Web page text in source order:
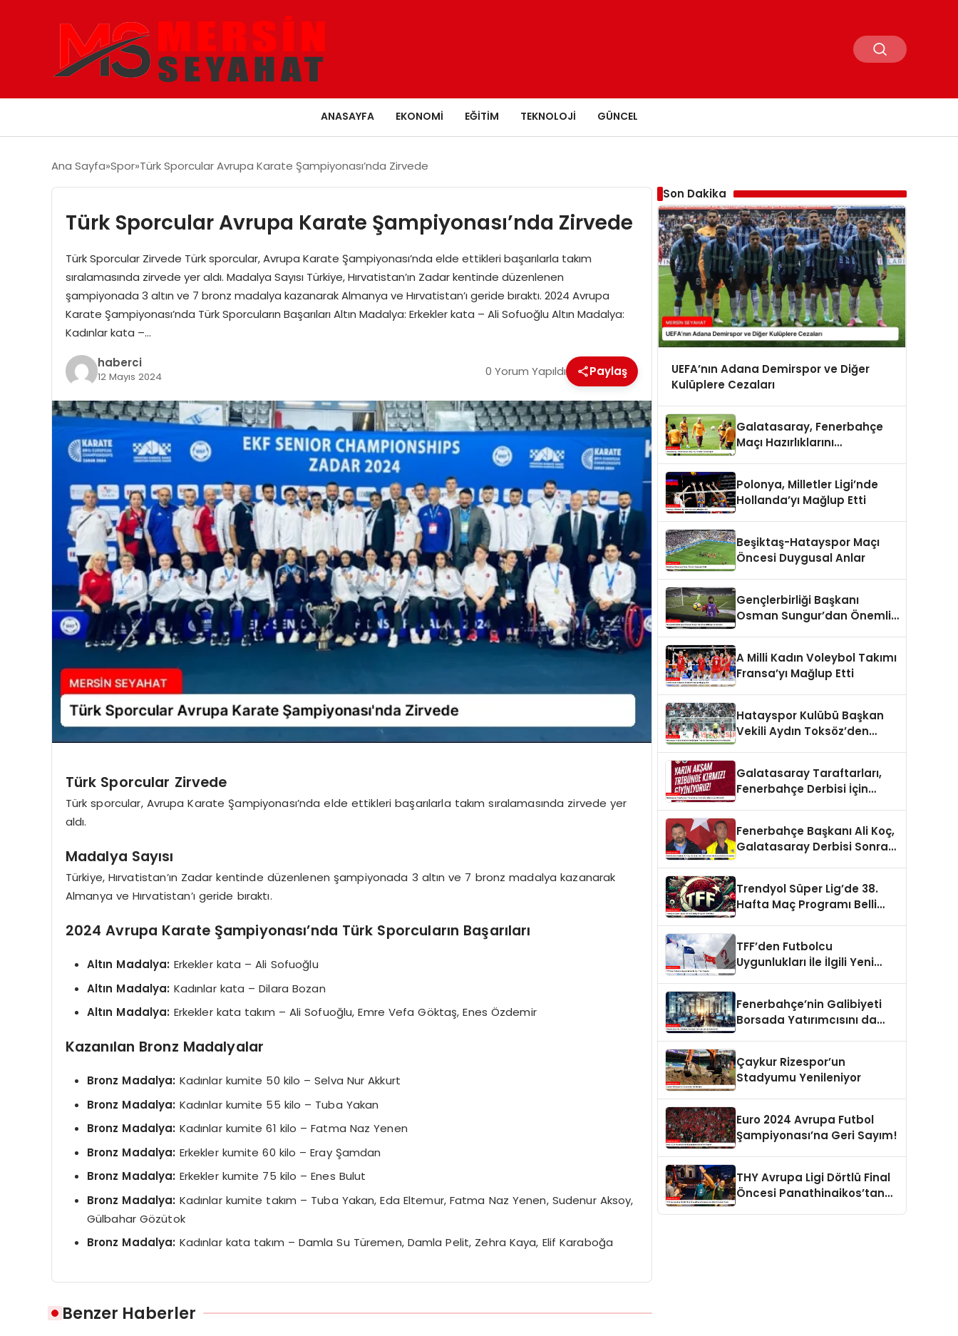
ANASAYFA EKONOMI EĞITIM TEKNOLOJI GÜNCEL
Ana Sayfa Spor Türk Sporcular Avrupa Karate Şampiyonası’nda Zirvede
Türk Sporcular Avrupa Karate Şampiyonası’nda Zirvede
Türk Sporcular Zirvede Türk sporcular, Avrupa Karate Şampiyonası’nda elde ettikleri başarılarla takım
sıralamasında zirvede yer aldı. Madalya Sayısı Türkiye, Hırvatistan’ın Zadar kentinde düzenlenen
şampiyonada 3 altın ve 7 bronz madalya kazanarak Almanya ve Hırvatistan’ı geride bıraktı. 2024 Avrupa
Karate Şampiyonası’nda Türk Sporcuların Başarıları Altın Madalya: Erkekler kata – Ali Sofuoğlu Altın Madalya:
Kadınlar kata –…
haberci
12 Mayıs 2024 0 Yorum Yapıldı Paylaş
Türk Sporcular Zirvede
Türk sporcular, Avrupa Karate Şampiyonası’nda elde ettikleri başarılarla takım sıralamasında zirvede yer
aldı.
Madalya Sayısı
Türkiye, Hırvatistan’ın Zadar kentinde düzenlenen şampiyonada 3 altın ve 7 bronz madalya kazanarak
Almanya ve Hırvatistan’ı geride bıraktı.
2024 Avrupa Karate Şampiyonası’nda Türk Sporcuların Başarıları
Altın Madalya: Erkekler kata – Ali Sofuoğlu
Altın Madalya: Kadınlar kata – Dilara Bozan
Altın Madalya: Erkekler kata takım – Ali Sofuoğlu, Emre Vefa Göktaş, Enes Özdemir
Kazanılan Bronz Madalyalar
Bronz Madalya: Kadınlar kumite 50 kilo – Selva Nur Akkurt
Bronz Madalya: Kadınlar kumite 55 kilo – Tuba Yakan
Bronz Madalya: Kadınlar kumite 61 kilo – Fatma Naz Yenen
Bronz Madalya: Erkekler kumite 60 kilo – Eray Şamdan
Bronz Madalya: Erkekler kumite 75 kilo – Enes Bulut
Bronz Madalya: Kadınlar kumite takım – Tuba Yakan, Eda Eltemur, Fatma Naz Yenen, Sudenur Aksoy,
Gülbahar Gözütok
Bronz Madalya: Kadınlar kata takım – Damla Su Türemen, Damla Pelit, Zehra Kaya, Elif Karaboğa
Benzer Haberler
Son Dakika
UEFA’nın Adana Demirspor ve Diğer
Kulüplere Cezaları
Galatasaray, Fenerbahçe
Maçı Hazırlıklarını
Polonya, Milletler Ligi’nde
Hollanda’yı Mağlup Etti
Beşiktaş-Hatayspor Maçı
Öncesi Duygusal Anlar
Gençlerbirliği Başkanı
Osman Sungur’dan Önemli
A Milli Kadın Voleybol Takımı
Fransa’yı Mağlup Etti
Hatayspor Kulübü Başkan
Vekili Aydın Toksöz’den
Galatasaray Taraftarları,
Fenerbahçe Derbisi İçin
Fenerbahçe Başkanı Ali Koç,
Galatasaray Derbisi Sonrası
Trendyol Süper Lig’de 38.
Hafta Maç Programı Belli
TFF’den Futbolcu
Uygunlukları İle İlgili Yeni
Fenerbahçe’nin Galibiyeti
Borsada Yatırımcısını da
Çaykur Rizespor’un
Stadyumu Yenileniyor
Euro 2024 Avrupa Futbol
Şampiyonası’na Geri Sayım!
THY Avrupa Ligi Dörtlü Final
Öncesi Panathinaikos’tan